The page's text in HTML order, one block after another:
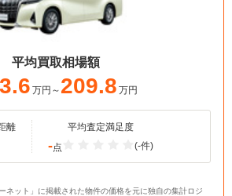
平均買取相場額
万円～ 209.8 万円
離 平均査定満足度
-点 (-件)
ネット」に掲載された物件の価格を元に独自の集計ロジ